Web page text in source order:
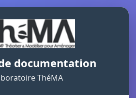
documentation
ThéMA